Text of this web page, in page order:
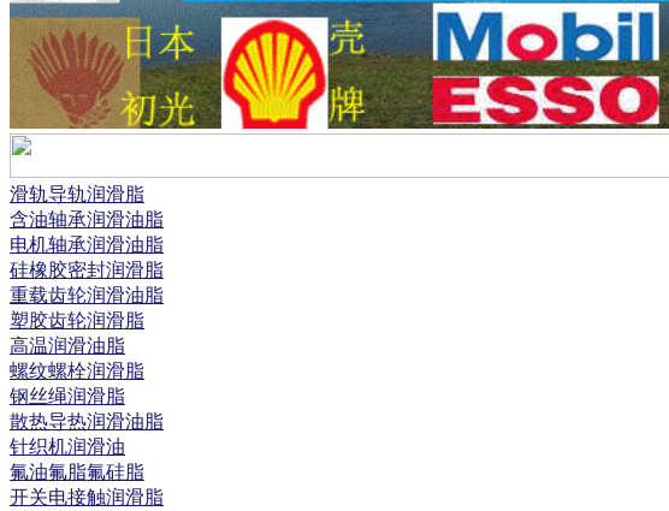
滑轨导轨润滑脂
含油轴承润滑油脂
电机轴承润滑油脂
硅橡胶密封润滑脂
重载齿轮润滑油脂
塑胶齿轮润滑脂
高温润滑油脂
螺纹螺栓润滑脂
钢丝绳润滑脂
散热导热润滑油脂
针织机润滑油
氟油氟脂氟硅脂
开关电接触润滑脂